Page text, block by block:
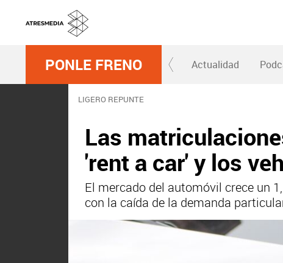
PONLE FRENO Actualidad
LIGERO REPUNTE
Las
'rent a car' y los
El mercado del automóvil crece un
con la caída de la demanda